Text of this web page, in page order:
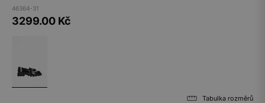
46364-31
3299.00 Kč
Tabulka rozměrů